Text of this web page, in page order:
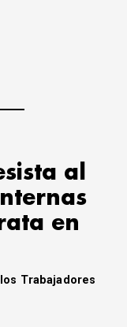
al
en
Trabajadores